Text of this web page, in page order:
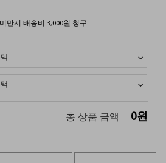
만시 배송비 3,000원 청구
총 상품 금액 0원